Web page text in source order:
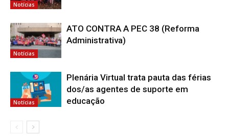
Notícias
Notícias
ATO CONTRA A PEC 38 (Reforma
Administrativa)
Notícias
Plenária Virtual trata pauta das férias
dos/as agentes de suporte em
educação